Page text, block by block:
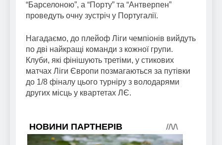
“Барселоною”, а “Порту” та “Антверпен”
проведуть очну зустріч у Португалії.
Нагадаємо, до плейоф Ліги чемпіонів вийдуть
по дві найкращі команди з кожної групи.
Клуби, які фінішують третіми, у стикових
матчах Ліги Європи позмагаються за путівки
до 1/8 фіналу цього турніру з володарями
других місць у квартетах ЛЄ.